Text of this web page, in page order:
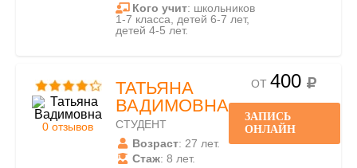
Кого учит: школьников
1-7 класса, детей 6-7 лет,
детей 4-5 лет.
0 отзывов
ТАТЬЯНА
ВАДИМОВНА
СТУДЕНТ
Возраст: 27 лет.
Стаж: 8 лет.
ОТ 400
ЗАПИСЬ
ОНЛАЙН